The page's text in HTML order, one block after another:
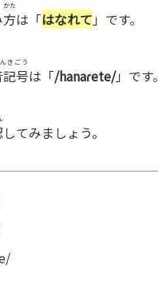
方
かた
は「はなれて 」です。
号
きごう
は「/hanaɾete/」です。
してみましょう。